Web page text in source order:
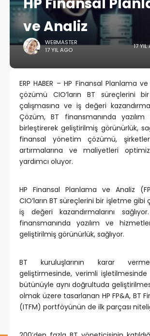
ve Analiz
WEBMASTER
17 YIL AGO
17 YIL
ERP HABER – HP Finansal Planlama
çözümü CIO’ların BT süreçlerini
çalışmasına ve iş değeri
Çözüm, BT finansmanında
birleştirerek geliştirilmiş görünürlük,
finansal yönetim çözümü,
artırmalarına ve maliyetleri
yardımcı oluyor.
HP Finansal Planlama ve Analiz
CIO’ların BT süreçlerini bir işletme gibi
iş değeri kazandırmalarını
finansmanında yazılım ve
geliştirilmiş görünürlük, sağlıyor.
BT kuruluşlarının karar verme
geliştirmesinde, verimli
bütünüyle aynı doğrultuda
olmak üzere tasarlanan HP FP&A, BT
(ITFM) portföyünün de ilk parçası